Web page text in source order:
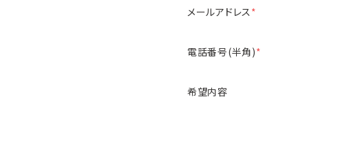
メールアドレス *
電話番号(半角)*
希望内容